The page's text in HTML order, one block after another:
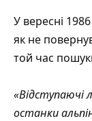
У вересні
як не
той час
«Відступаючі
останки